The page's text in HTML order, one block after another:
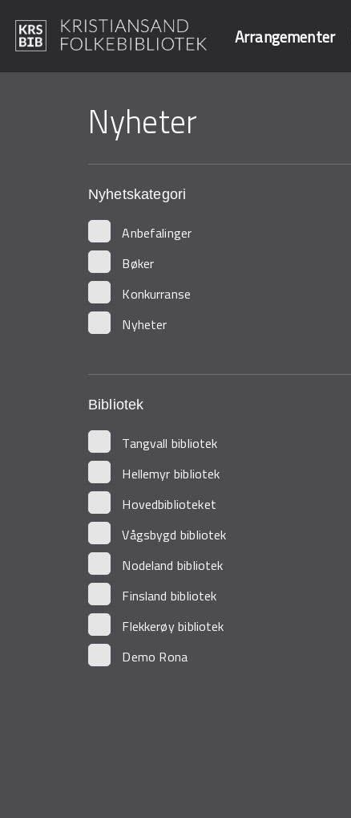
Arrangementer
Nyheter
Nyhetskategori
Anbefalinger
Bøker
Konkurranse
Nyheter
Bibliotek
Tangvall bibliotek
Hellemyr bibliotek
Hovedbiblioteket
Vågsbygd bibliotek
Nodeland bibliotek
Finsland bibliotek
Flekkerøy bibliotek
Demo Rona